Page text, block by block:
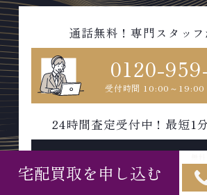
通話無料！専門スタッ
0120-
受付時間 10:00～19:00
24時間査定受付中！最短1
WEBで無料
宅配買取を申し込む